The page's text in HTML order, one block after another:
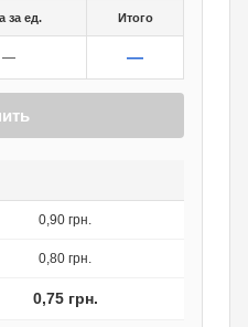
за ед. Итого
— —
0,90 грн.
0,80 грн.
0,75 грн.